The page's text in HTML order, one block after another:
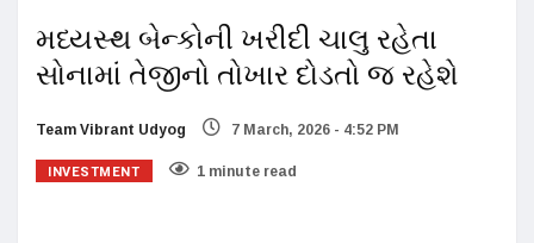
મધ્યસ્થ બેન્કોની ખરીદી ચાલુ રહેતા
સોનામાં તેજીનો તોખાર દોડતો જ રહેશે
Team Vibrant Udyog 7 March, 2026 - 4:52 PM
INVESTMENT 1 minute read